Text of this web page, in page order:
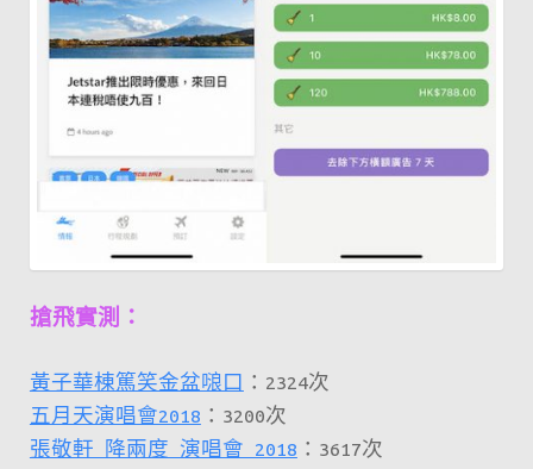
搶飛實測：
黃子華棟篤笑金盆𠺘口
：2324次
五月天演唱會2018 ：3200次
張敬軒 降兩度 演唱會 2018 ：3617次